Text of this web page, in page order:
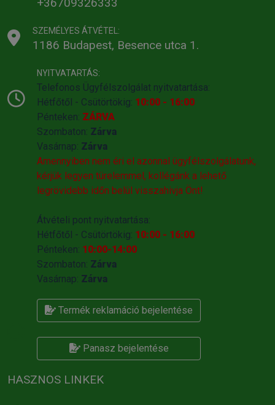
+36709326333
SZEMÉLYES ÁTVÉTEL:
1186 Budapest, Besence utca 1.
NYITVATARTÁS:
Telefonos Ügyfélszolgálat nyitvatartása:
Hétfőtől - Csütörtökig: 10:00 - 16:00
Pénteken: ZÁRVA
Szombaton: Zárva
Vasárnap: Zárva
Amennyiben nem éri el azonnal ügyfélszolgálatunk,
kérjük legyen türelemmel, kollégánk a lehető
legrövidebb időn belül visszahivja Önt!
Átvételi pont nyitvatartása:
Hétfőtől - Csütörtökig: 10:00 - 16:00
Pénteken: 10:00-14:00
Szombaton: Zárva
Vasárnap: Zárva
Termék reklamáció bejelentése
Panasz bejelentése
HASZNOS LINKEK